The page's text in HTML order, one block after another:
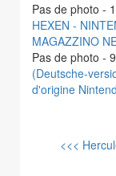
Pas de photo -
HEXEN -
MAGAZZINO
Pas de photo -
(Deutsche-
d'origine
<<<